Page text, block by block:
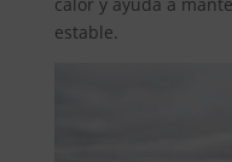
estable.